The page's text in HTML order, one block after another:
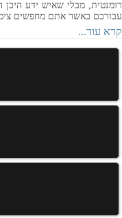
רומנטית, מבלי שאיש ידע
עבורכם כאשר אתם מחפשים
קרא עוד...